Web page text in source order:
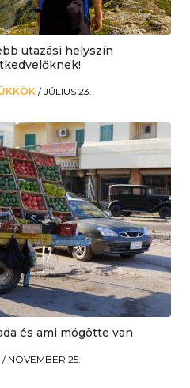
utazási helyszín
/JÚLIUS 23.
és ami mögötte van
/ NOVEMBER 25.